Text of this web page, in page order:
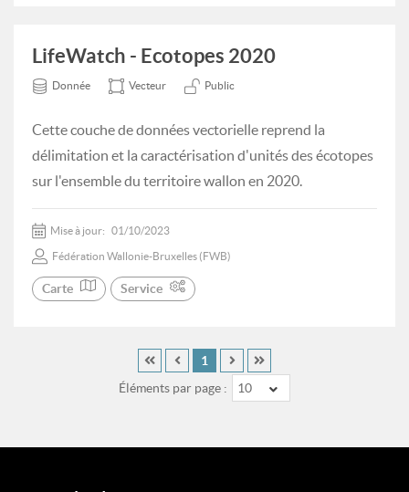
LifeWatch - Ecotopes 2020
Donnée Vecteur Public
Cette couche de données vectorielle reprend la
délimitation et la caractérisation d'unités des écotopes
sur l'ensemble du territoire wallon en 2020.
Mise à jour: 01/10/2023
Fédération Wallonie-Bruxelles (FWB)
Carte Service
Éléments par page : 10
1